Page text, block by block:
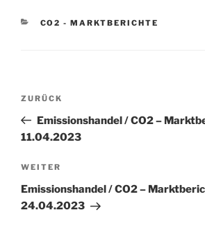
KATEGORIEN
CO2 - MARKTBERICHTE
Beitragsnavigation
Vorheriger
Beitrag
ZURÜCK
Emissionshandel / CO2 –
11.04.2023
Nächster
Beitrag
WEITER
Emissionshandel / CO2 –
24.04.2023